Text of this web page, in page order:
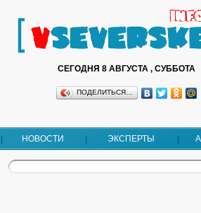
СЕГОДНЯ 8 АВГУСТА , СУББОТА
ПОДЕЛИТЬСЯ…
НОВОСТИ ЭКСПЕРТЫ